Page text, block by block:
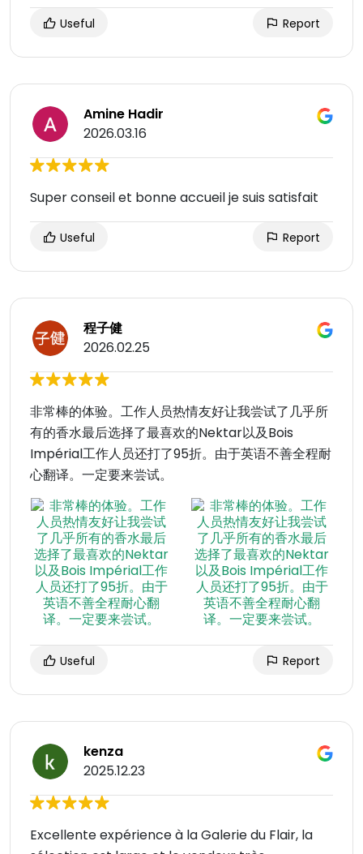
Useful Report
Amine Hadir
2026.03.16
Super conseil et bonne accueil je suis satisfait
Useful Report
程子健
2026.02.25
非常棒的体验。工作人员热情友好让我尝试了几乎所
有的香水最后选择了最喜欢的Nektar以及Bois
Impérial工作人员还打了95折。由于英语不善全程耐
心翻译。一定要来尝试。
Useful Report
kenza
2025.12.23
Excellente expérience à la Galerie du Flair, la